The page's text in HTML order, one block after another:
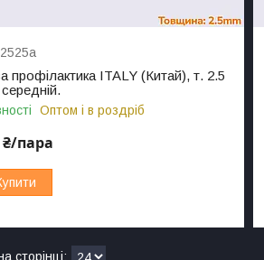
профілактика ITALY (Китай), т. 2.5
Оптом і в роздріб
₴/пара